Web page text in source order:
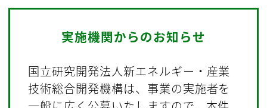
実施機関からのお知らせ
国立研究開発法人新エネルギー・産業
技術総合開発機構は、事業の実施者を